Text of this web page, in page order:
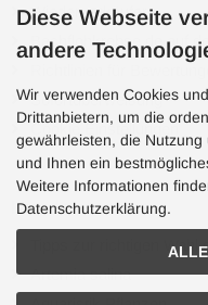
Wiederverkäufer
Bachflohkrebse.de auf
Sofortüberweisung
Cookie Einstellungen
Kundenservice
Tipps zur richtigen
Artemia salina
Diese Webseite
andere
Wir verwenden Cookies
Drittanbietern, um die
gewährleisten, die
und Ihnen ein
Weitere Informationen
Datenschutzerklärung.